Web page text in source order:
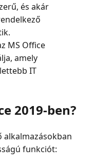
és akár
MS Office
amely
IT
2019-ben?
alkalmazásokban
funkciót: